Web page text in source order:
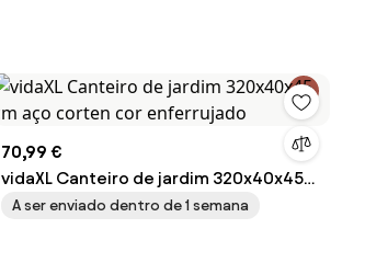
70,99 €
vidaXL Canteiro de jardim 320x40x45
cm aço corten cor enferrujado
A ser enviado dentro de 1 semana